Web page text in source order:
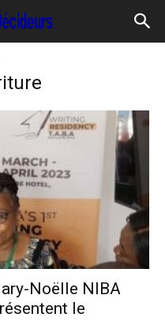
Noëlle NIBA
le